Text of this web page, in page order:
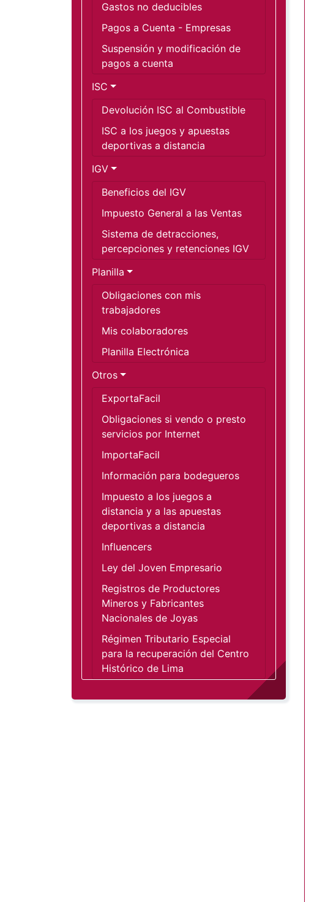
Gastos no deducibles
Pagos a Cuenta - Empresas
Suspensión y modificación de
pagos a cuenta
ISC
Devolución ISC al Combustible
ISC a los juegos y apuestas
deportivas a distancia
IGV
Beneficios del IGV
Impuesto General a las Ventas
Sistema de detracciones,
percepciones y retenciones IGV
Planilla
Obligaciones con mis
trabajadores
Mis colaboradores
Planilla Electrónica
Otros
ExportaFacil
Obligaciones si vendo o presto
servicios por Internet
ImportaFacil
Información para bodegueros
Impuesto a los juegos a
distancia y a las apuestas
deportivas a distancia
Influencers
Ley del Joven Empresario
Registros de Productores
Mineros y Fabricantes
Nacionales de Joyas
Régimen Tributario Especial
para la recuperación del Centro
Histórico de Lima